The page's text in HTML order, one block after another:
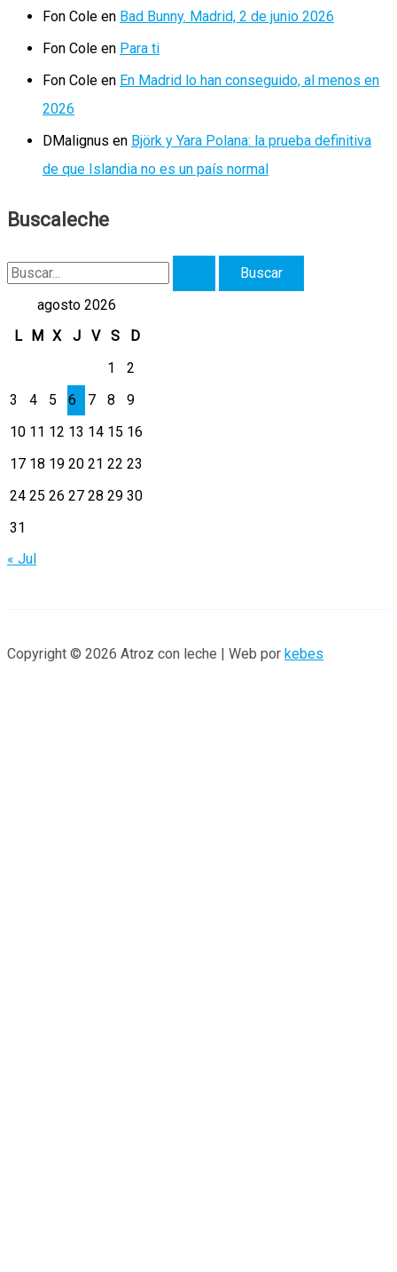
Fon Cole en Bad Bunny. Madrid, 2 de junio 2026
Fon Cole en Para ti
Fon Cole en En Madrid lo han conseguido, al menos en
2026
DMalignus en Björk y Yara Polana: la prueba definitiva
de que Islandia no es un país normal
Buscaleche
B
p
o
r
agosto 2026
L
M X J V S
D
1
2
3
4 5 6 7 8
9
10 11 12 13 14 15 16
17 18 19 20 21 22 23
24 25 26 27 28 29 30
31
« Jul
Copyright © 2026 Atroz con leche | Web por kebes